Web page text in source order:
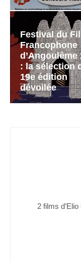
Festival du
Francophone
d’Angoulême
: la sélection
19e édition
dévoilée
2 films